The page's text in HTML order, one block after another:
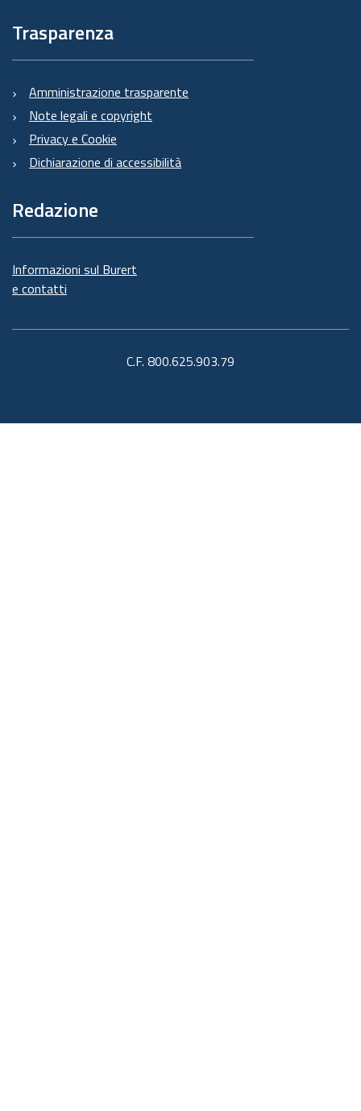
Trasparenza
Amministrazione trasparente
Note legali e copyright
Privacy e Cookie
Dichiarazione di accessibilità
Redazione
Informazioni sul Burert
e contatti
C.F. 800.625.903.79